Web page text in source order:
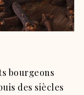
bourgeons
des siècles